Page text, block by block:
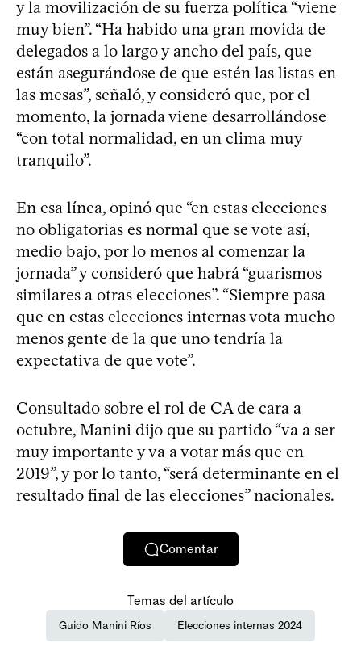
y la movilización de su fuerza política “viene
muy bien”. “Ha habido una gran movida de
delegados a lo largo y ancho del país, que
están asegurándose de que estén las listas en
las mesas”, señaló, y consideró que, por el
momento, la jornada viene desarrollándose
“con total normalidad, en un clima muy
tranquilo”.
En esa línea, opinó que “en estas elecciones
no obligatorias es normal que se vote así,
medio bajo, por lo menos al comenzar la
jornada” y consideró que habrá “guarismos
similares a otras elecciones”. “Siempre pasa
que en estas elecciones internas vota mucho
menos gente de la que uno tendría la
expectativa de que vote”.
Consultado sobre el rol de CA de cara a
octubre, Manini dijo que su partido “va a ser
muy importante y va a votar más que en
2019”, y por lo tanto, “será determinante en el
resultado final de las elecciones” nacionales.
Comentar
Temas del artículo
Guido Manini Ríos Elecciones internas 2024